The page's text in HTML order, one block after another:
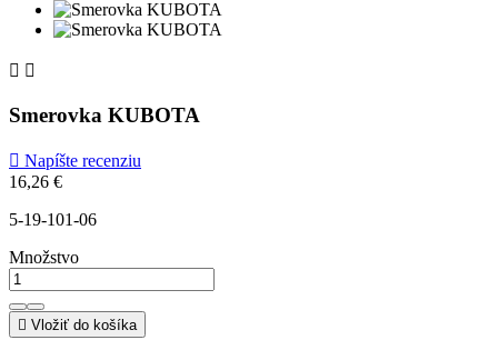
 
Smerovka KUBOTA
 Napíšte recenziu
16,26 €
5-19-101-06
Množstvo
 Vložiť do košíka